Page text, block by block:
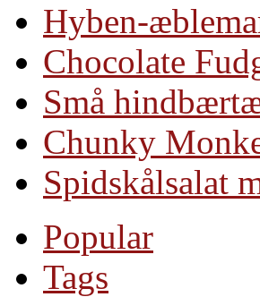
Hyben-
Chocolate
Små
Chunky
Spidskålsalat
Popular
Tags